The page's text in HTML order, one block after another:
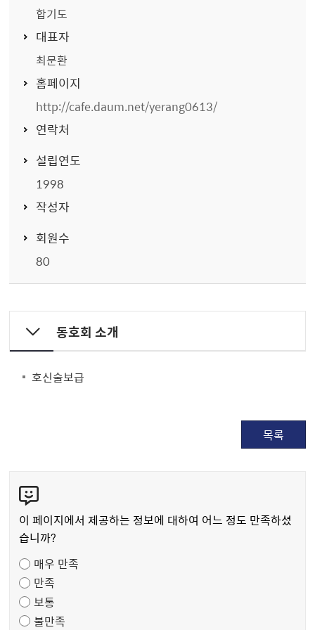
합기도
대표자
최문환
홈페이지
http://cafe.daum.net/yerang0613/
연락처
설립연도
1998
작성자
회원수
80
동호회 소개
호신술보급
목록
텐
츠
만
도
조
사
이 페이지에서 제공하는 정보에 대하여 어느 정도 만족하셨
습니까?
매우 만족
만족
보통
불만족